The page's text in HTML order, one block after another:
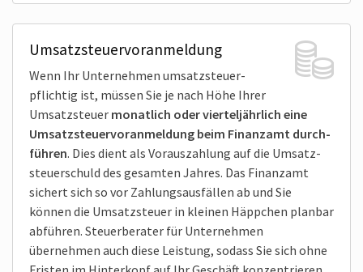
Umsatz­steuer­voranmeldung
Wenn Ihr Unternehmen umsatz­steuer­
pflichtig ist, müssen Sie je nach Höhe Ihrer
Umsatz­steuer monat­lich oder viertel­jährlich eine
Umsatz­steuer­voranmel­dung beim Finanzamt durch­
führen. Dies dient als Voraus­zahlung auf die Umsatz­
steuer­schuld des gesamten Jahres. Das Finanzamt
sichert sich so vor Zahlungs­ausfällen ab und Sie
können die Umsatz­steuer in kleinen Häppchen planbar
abführen. Steuer­berater für Unternehmen
übernehmen auch diese Leistung, sodass Sie sich ohne